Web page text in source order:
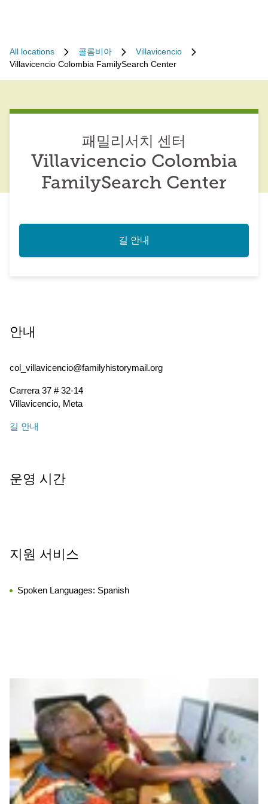
All locations 콜롬비아
Villavicencio
Villavicencio Colombia FamilySearch Center
패밀리서치 센터
Villavicencio Colombia
FamilySearch Center
길 안내
안내
col_villavicencio@familyhistorymail.org
Carrera 37 # 32-14
Villavicencio, Meta
길 안내
운영 시간
지원 서비스
Spoken Languages: Spanish